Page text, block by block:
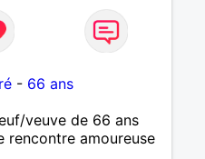
- 66 ans
veuve de 66 ans
rencontre amoureuse